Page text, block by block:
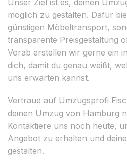
möglich zu gestalten. Dafür
günstigen Möbeltransport,
transparente Preisgestaltung
Vorab erstellen wir gerne ein
dich, damit du genau weißt,
uns erwarten kannst.
Vertraue auf Umzugsprofi
deinen Umzug von Hamburg
Kontaktiere uns noch heute,
Angebot zu erhalten und
gestalten.